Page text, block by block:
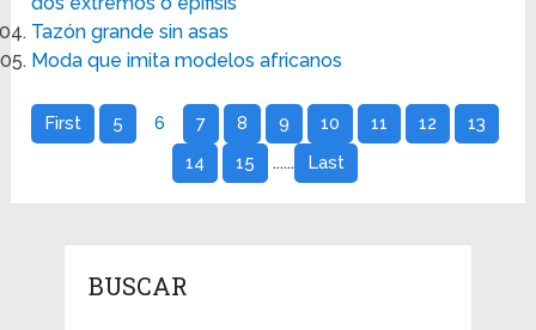
Tazón grande sin asas
Moda que imita modelos africanos
First 5 6 7 8 9 10 11 12
13
14
15 ...... Last
BUSCAR